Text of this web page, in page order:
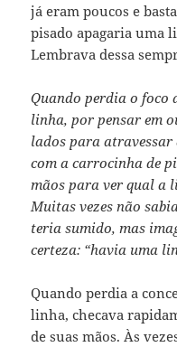
já eram poucos e
pisado apagaria uma
Lembrava dessa
Quando perdia o foco
linha, por pensar em
lados para atravessar
com a carrocinha de
mãos para ver qual a
Muitas vezes não
teria sumido, mas
certeza: “havia uma
Quando perdia a
linha, checava
de suas mãos. Às